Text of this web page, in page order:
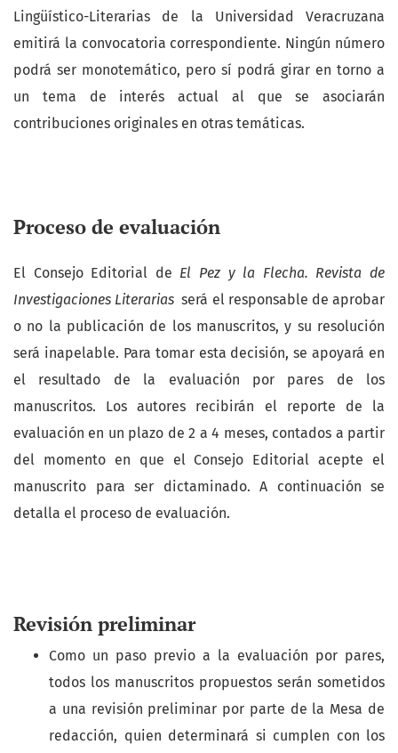
Lingüístico-Literarias de la Universidad Veracruzana
emitirá la convocatoria correspondiente. Ningún número
podrá ser monotemático, pero sí podrá girar en torno a
un tema de interés actual al que se asociarán
contribuciones originales en otras temáticas.
Proceso de evaluación
El Consejo Editorial de El Pez y la Flecha. Revista de
Investigaciones Literarias será el responsable de aprobar
o no la publicación de los manuscritos, y su resolución
será inapelable. Para tomar esta decisión, se apoyará en
el resultado de la evaluación por pares de los
manuscritos. Los autores recibirán el reporte de la
evaluación en un plazo de 2 a 4 meses, contados a partir
del momento en que el Consejo Editorial acepte el
manuscrito para ser dictaminado. A continuación se
detalla el proceso de evaluación.
Revisión preliminar
Como un paso previo a la evaluación por pares,
todos los manuscritos propuestos serán sometidos
a una revisión preliminar por parte de la Mesa de
redacción, quien determinará si cumplen con los